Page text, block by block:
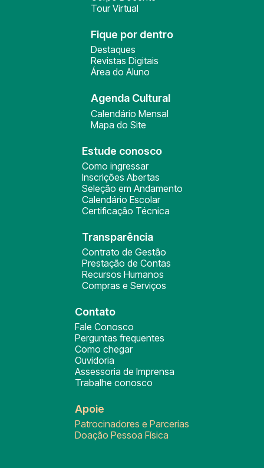
Tour Virtual
Fique por dentro
Destaques
Revistas Digitais
Área do Aluno
Agenda Cultural
Calendário Mensal
Mapa do Site
Estude conosco
Como ingressar
Inscrições Abertas
Seleção em Andamento
Calendário Escolar
Certificação Técnica
Transparência
Contrato de Gestão
Prestação de Contas
Recursos Humanos
Compras e Serviços
Contato
Fale Conosco
Perguntas frequentes
Como chegar
Ouvidoria
Assessoria de Imprensa
Trabalhe conosco
Apoie
Patrocinadores e Parcerias
Doação Pessoa Física